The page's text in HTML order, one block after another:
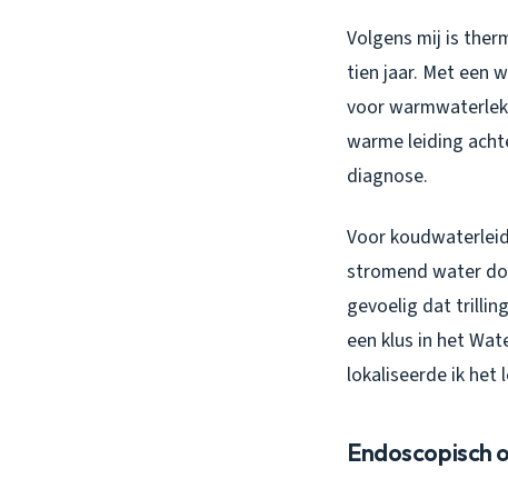
Volgens mij is
tien jaar. Met een
voor
warme leiding
diagnose.
Voor
stromend water
gevoelig dat
een klus in het
lokaliseerde ik het
Endoscopisch